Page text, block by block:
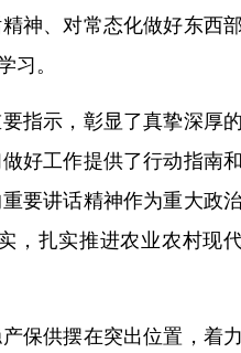
神、对常态化做好东西部
习。
指示，彰显了真挚深厚的
好工作提供了行动指南和
要讲话精神作为重大政
，扎实推进农业农村现
保供摆在突出位置，着力